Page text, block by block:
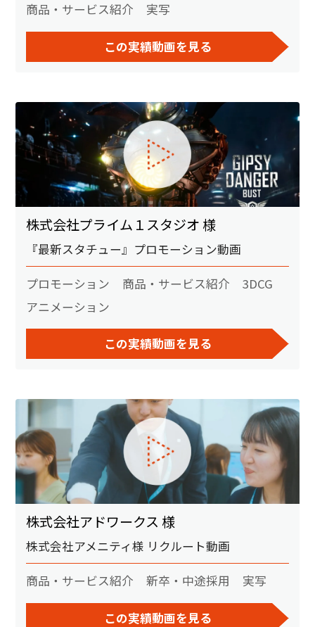
商品・サービス紹介 実写
この実績動画を見る
株式会社プライム１スタジオ 様
『最新スタチュー』プロモーション動画
プロモーション 商品・サービス紹介
3DCG
アニメーション
この実績動画を見る
株式会社アドワークス 様
株式会社アメニティ様 リクルート動画
商品・サービス紹介 新卒・中途採用 実写
この実績動画を見る